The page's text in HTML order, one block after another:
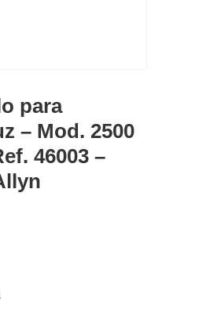
para
– Mod. 2500
46003 –